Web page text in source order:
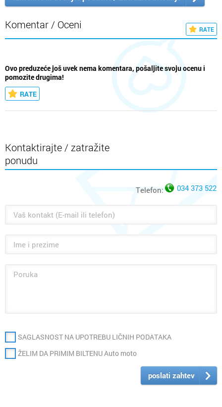
Komentar / Oceni RATE
Ovo preduzeće još uvek nema komentara, pošaljite svoju ocenu i
pomozite drugima!
RATE
Kontaktirajte / zatražite
ponudu
Telefon: 034 373 522
SAGLASNOST NA UPOTREBU LIČNIH PODATAKA
ŽELIM DA PRIMIM BILTENU Auto moto
poslati zahtev